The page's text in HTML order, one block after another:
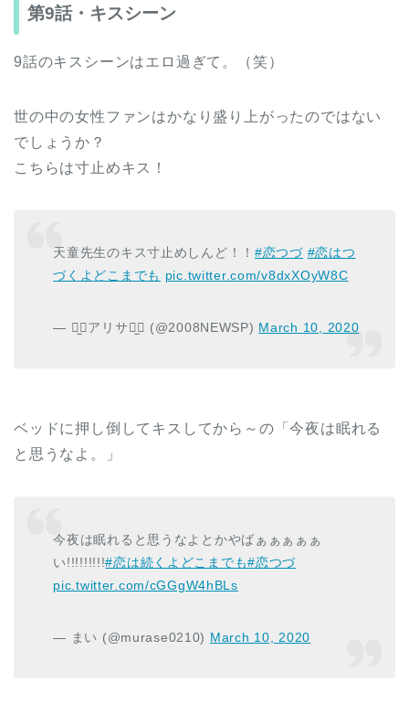
第9話・キスシーン
9話のキスシーンはエロ過ぎて。（笑）
世の中の女性ファンはかなり盛り上がったのではない
でしょうか？
こちらは寸止めキス！
天童先生のキス寸止めしんど！！ #恋つづ #恋はつ
づくよどこまでも pic.twitter.com/v8dxXOyW8C
— ⠒̫⃝アリサ⠒̫⃝ (@2008NEWSP) March 10, 2020
ベッドに押し倒してキスしてから～の「今夜は眠れる
と思うなよ。」
今夜は眠れると思うなよとかやばぁぁぁぁぁ
い!!!!!!!!!#恋は続くよどこまでも#恋つづ
pic.twitter.com/cGGgW4hBLs
— まい (@murase0210) March 10, 2020